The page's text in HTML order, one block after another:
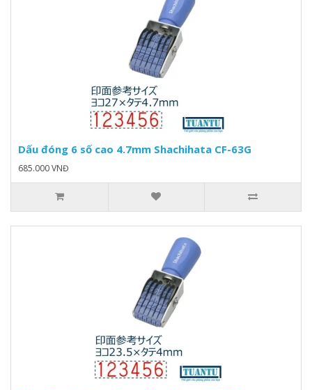
Dấu đóng 6 số cao 4.7mm Shachihata CF-63G
685.000 VNĐ